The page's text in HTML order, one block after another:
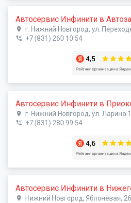
Автосервис Инфинити в
г. Нижний Новгород, ул.
+7 (831) 260 10 54
Автосервис Инфинити в
г. Нижний Новгород, ул. Ларина
+7 (831) 280 99 54
Автосервис Инфинити в
Нижний Новгород, Яблоневая, 26